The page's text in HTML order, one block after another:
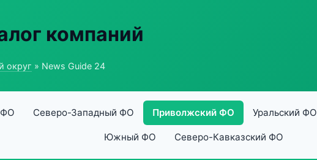
компаний
округ » News Guide 24
ФО Северо-Западный ФО Приволжский ФО Уральский ФО
Южный ФО Северо-Кавказский ФО